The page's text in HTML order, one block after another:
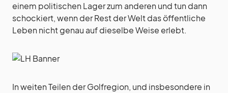
einem politischen Lager zum anderen und tun dann
schockiert, wenn der Rest der Welt das öffentliche
Leben nicht genau auf dieselbe Weise erlebt.
In weiten Teilen der Golfregion, und insbesondere in